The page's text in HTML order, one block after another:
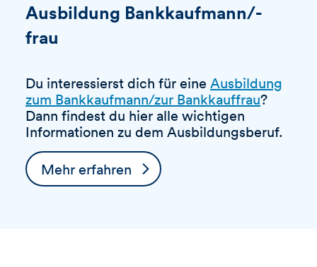
Ausbildung Bankkaufmann/-
frau
Du interessierst dich für eine Ausbildung
zum Bankkaufmann/zur Bankkauffrau?
Dann findest du hier alle wichtigen
Informationen zu dem Ausbildungsberuf.
Mehr erfahren